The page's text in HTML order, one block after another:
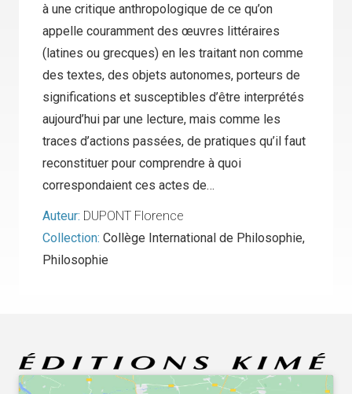
à une critique anthropologique de ce qu’on
appelle couramment des œuvres littéraires
(latines ou grecques) en les traitant non comme
des textes, des objets autonomes, porteurs de
significations et susceptibles d’être interprétés
aujourd’hui par une lecture, mais comme les
traces d’actions passées, de pratiques qu’il faut
reconstituer pour comprendre à quoi
correspondaient ces actes de…
Auteur: DUPONT Florence
Collection: Collège International de Philosophie,
Philosophie